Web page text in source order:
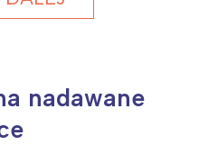
nadawane